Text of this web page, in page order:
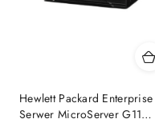
Hewlett Packard Enterprise
Serwer MicroServer G11